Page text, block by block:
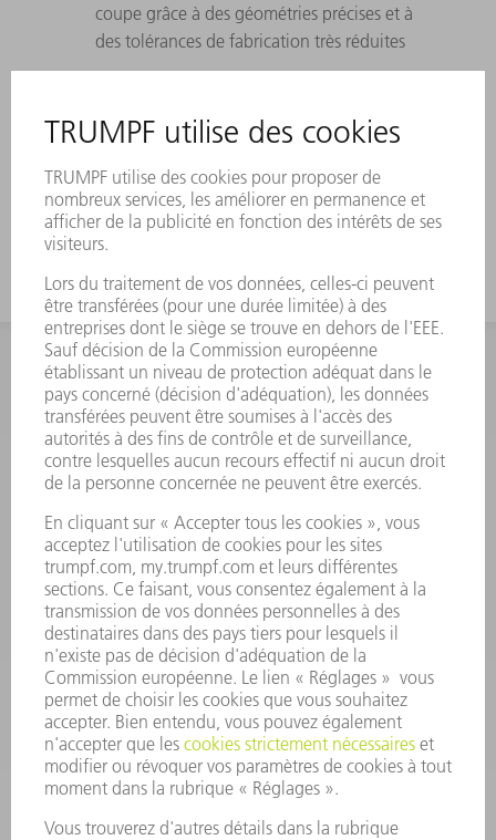
coupe grâce à des géométries précises et à
des tolérances de fabrication très réduites
sur la surface de la buse
Made in Germany pour une qualité
inégalée des pièces
INFORMATION
Foire aux questions
Termes et conditions
CONTACT
Outillages
01 48 17 37 73
Lun - Jeu 08:00h - 16:30h
Ven 08:00h - 12:30h
outillages@fr.TRUMPF.com
CONTACT
Pièces Détachées
01 48 17 37 57
Lun – Ven 8:30h - 17:30h
pieces.detachees@trumpf.com